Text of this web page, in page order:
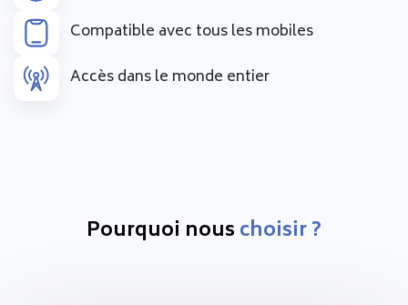
Compatible avec tous les mobiles
Accès dans le monde entier
Pourquoi nouschoisir ?